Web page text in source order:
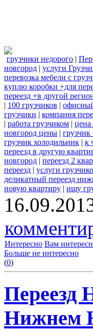
грузчики недорого |
новгород | услуги
перевозка мебели с
куплю коробки +для
переезд +в другой
| 100 грузчиков |
грузчики | компания
| работа грузчиком | цена
новгород цены | грузчик
грузчик холодильник | к
переезд в другую
новгород | переезд 2
переезд | услуги
деликатный переезд
новую квартиру | ищу
Интересно Вам
Больше не интересно
(0)
Переезд
Нижнем